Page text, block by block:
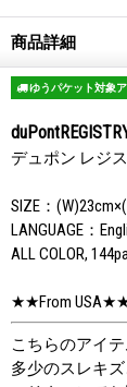
商品詳細
ゆうパケット対象
デュポン レジ
SIZE：
LANGUAGE：
ALL COLOR,
★★From
こちらのアイ
多少のスレキ